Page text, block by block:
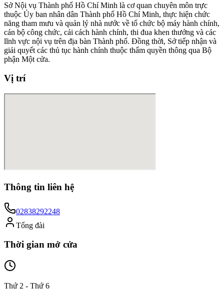
Sở Nội vụ Thành phố Hồ Chí Minh là cơ quan chuyên môn trực
thuộc Ủy ban nhân dân Thành phố Hồ Chí Minh, thực hiện chức
năng tham mưu và quản lý nhà nước về tổ chức bộ máy hành chính,
cán bộ công chức, cải cách hành chính, thi đua khen thưởng và các
lĩnh vực nội vụ trên địa bàn Thành phố. Đồng thời, Sở tiếp nhận và
giải quyết các thủ tục hành chính thuộc thẩm quyền thông qua Bộ
phận Một cửa.
Vị trí
Thông tin liên hệ
02838292248
Tổng đài
Thời gian mở cửa
Thứ 2 - Thứ 6